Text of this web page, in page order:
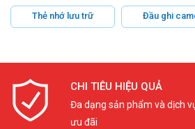
Thẻ nhớ lưu trữ Đầu ghi
CHI TIÊU HIỆU QUẢ
Đa dạng sản phẩm và dịch
ưu đãi